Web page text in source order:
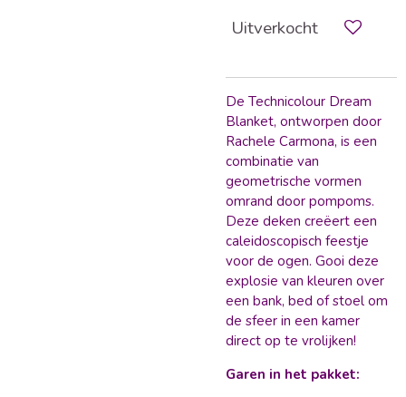
Uitverkocht
De Technicolour Dream
Blanket, ontworpen door
Rachele Carmona, is een
combinatie van
geometrische vormen
omrand door pompoms.
Deze deken creëert een
caleidoscopisch feestje
voor de ogen. Gooi deze
explosie van kleuren over
een bank, bed of stoel om
de sfeer in een kamer
direct op te vrolijken!
Garen in het pakket: